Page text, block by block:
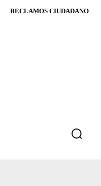
RECLAMOS CIUDADANO